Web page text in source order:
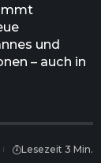
und
– auch in
Lesezeit 3 Min.